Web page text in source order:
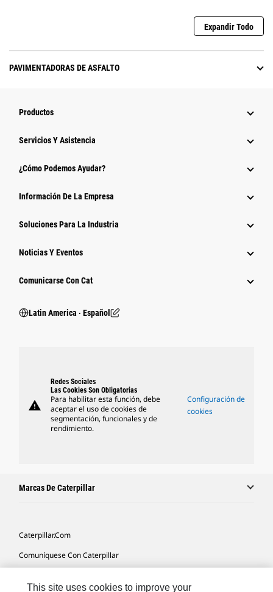
Expandir Todo
PAVIMENTADORAS DE ASFALTO
Productos
Servicios Y Asistencia
¿Cómo Podemos Ayudar?
Información De La Empresa
Soluciones Para La Industria
Noticias Y Eventos
Comunicarse Con Cat
Latin America ‧ Español
warning
Redes Sociales
Las Cookies Son Obligatorias
Para habilitar esta función, debe
aceptar el uso de cookies de
segmentación, funcionales y de
rendimiento.
Configuración de
cookies
Marcas De Caterpillar
Caterpillar.com
Comuníquese Con Caterpillar
This site uses cookies to improve your